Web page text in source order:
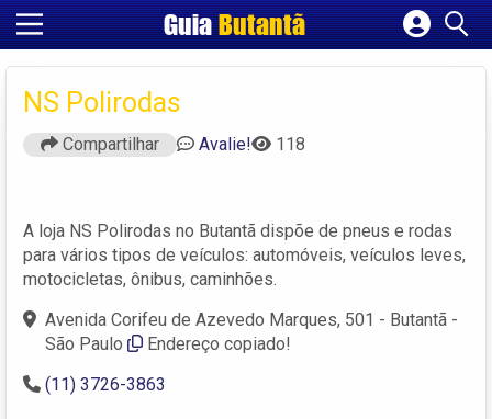
GuiaButantã
Cadastrar empresa
NS Polirodas
Compartilhar Avalie! 118
A loja NS Polirodas no Butantã dispõe de pneus e rodas
para vários tipos de veículos: automóveis, veículos leves,
motocicletas, ônibus, caminhões.
Avenida Corifeu de Azevedo Marques, 501 - Butantã -
São Paulo
Endereço copiado!
(11) 3726-3863